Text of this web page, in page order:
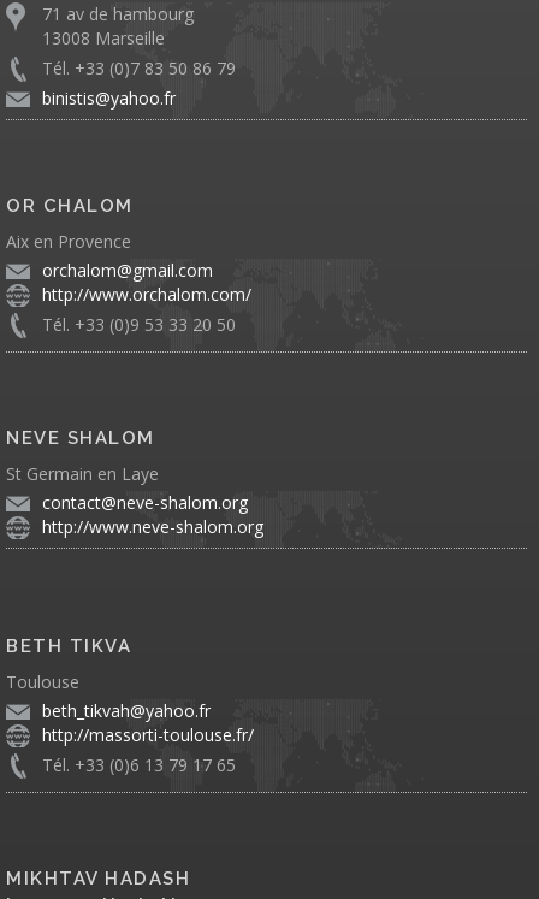
71 av de hambourg
13008 Marseille
Tél. +33 (0)7 83 50 86 79
binistis@yahoo.fr
OR CHALOM
Aix en Provence
orchalom@gmail.com
http://www.orchalom.com/
Tél. +33 (0)9 53 33 20 50
NEVE SHALOM
St Germain en Laye
contact@neve-shalom.org
http://www.neve-shalom.org
BETH TIKVA
Toulouse
beth_tikvah@yahoo.fr
http://massorti-toulouse.fr/
Tél. +33 (0)6 13 79 17 65
MIKHTAV HADASH